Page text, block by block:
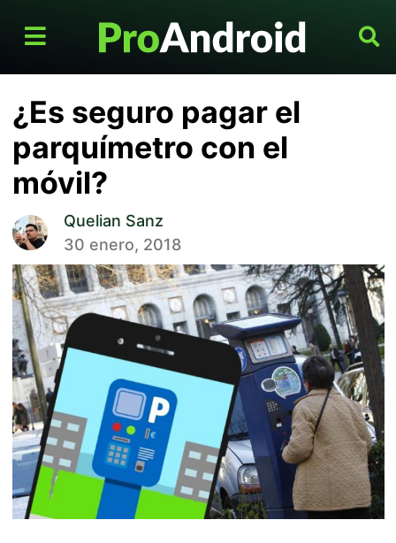
¿Es seguro pagar el
parquímetro con el
móvil?
Quelian Sanz
30 enero, 2018